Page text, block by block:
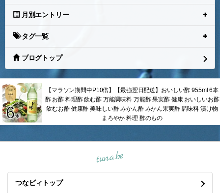
月別エントリー
タグ一覧
ブログトップ
【マラソン期間中P10倍】【最強翌日配送】おいしい酢 955ml 6本
酢 お酢 料理酢 飲む酢 万能調味料 万能酢 果実酢 健康 おいしいお酢
飲むお酢 健康酢 美味しい酢 みかん酢 みかん果実酢 調味料 漬け物
まろやか 料理 酢のもの
tuna.be
つなビィトップ